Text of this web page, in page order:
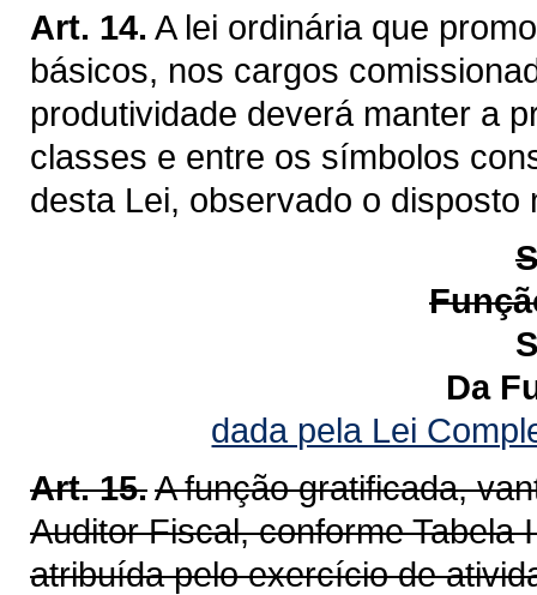
Art. 14. A lei ordinária que
básicos, nos cargos
produtividade deverá manter a
classes e entre os símbolos
desta Lei, observado o disposto
Da Função de
dada pela Lei
Art. 15.A função gratificada,
Auditor Fiscal, conforme Tabela
atribuída pelo exercício de